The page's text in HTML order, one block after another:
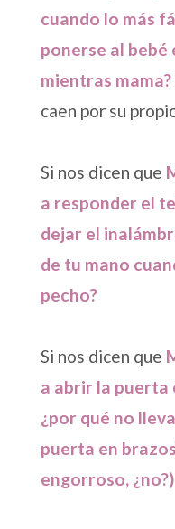
cuando lo más
ponerse al bebé
mientras mama?
caen por su
Si nos dicen que
a responder el
dejar el
de tu mano
pecho?
Si nos dicen que
a abrir la puerta
¿por qué no
puerta en
engorroso, ¿no?)